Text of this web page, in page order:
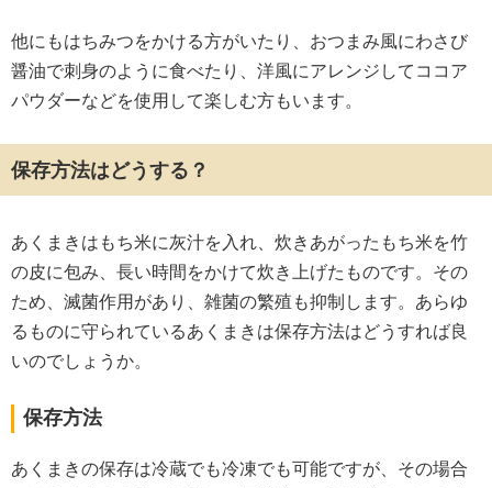
他にもはちみつをかける方がいたり、おつまみ風にわさび
醤油で刺身のように食べたり、洋風にアレンジしてココア
パウダーなどを使用して楽しむ方もいます。
保存方法はどうする？
あくまきはもち米に灰汁を入れ、炊きあがったもち米を竹
の皮に包み、長い時間をかけて炊き上げたものです。その
ため、滅菌作用があり、雑菌の繁殖も抑制します。あらゆ
るものに守られているあくまきは保存方法はどうすれば良
いのでしょうか。
保存方法
あくまきの保存は冷蔵でも冷凍でも可能ですが、その場合